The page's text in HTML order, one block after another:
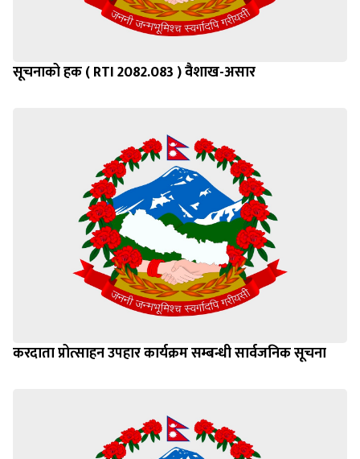
सूचनाको हक ( RTI 2082.083 ) वैशाख-असार
करदाता प्रोत्साहन उपहार कार्यक्रम सम्बन्धी सार्वजनिक सूचना